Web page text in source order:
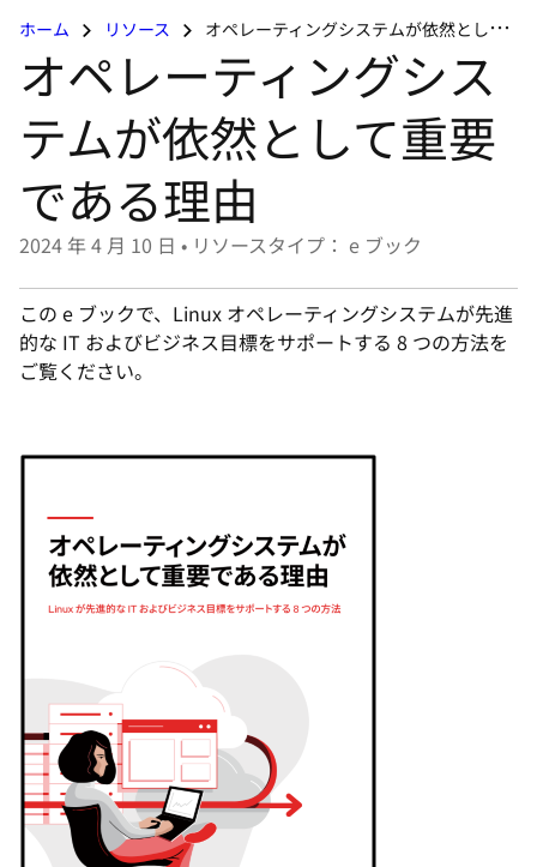
の
て
さ
ホーム リソース オペレーティングシステムが依然として重要である理由
オペレーティングシス
テムが依然として重要
である理由
2024 年 4 月 10 日 • リソースタイプ： e ブック
この e ブックで、Linux オペレーティングシステムが先進
的な IT およびビジネス目標をサポートする 8 つの方法を
ご覧ください。